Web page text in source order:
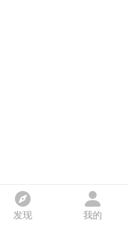
发现 我的